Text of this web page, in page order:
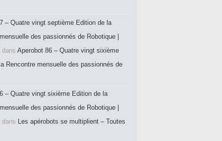
– Quatre vingt septième Edition de la
des passionnés de Robotique |
dans Aperobot 86 – Quatre vingt sixième
Rencontre mensuelle des passionnés de
– Quatre vingt sixième Edition de la
des passionnés de Robotique |
dans Les apérobots se multiplient – Toutes